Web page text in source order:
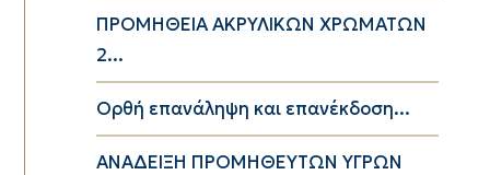
ΠΡΟΜΗΘΕΙΑ ΑΚΡΥΛΙΚΩΝ ΧΡΩΜΑΤΩΝ
2...
Ορθή επανάληψη και επανέκδοση...
ΑΝΑΔΕΙΞΗ ΠΡΟΜΗΘΕΥΤΩΝ ΥΓΡΩΝ